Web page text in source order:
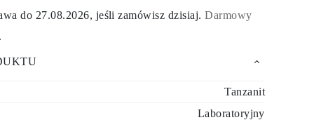
do 27.08.2026, jeśli zamówisz dzisiaj.Darmowy
Tanzanit
Laboratoryjny